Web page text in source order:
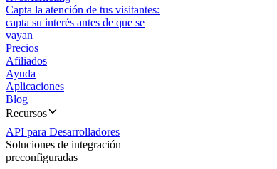
Capta la atención de tus visitantes:
capta su interés antes de que se
vayan
Precios
Afiliados
Ayuda
Aplicaciones
Blog
Recursos
API para Desarrolladores
Soluciones de integración
preconfiguradas